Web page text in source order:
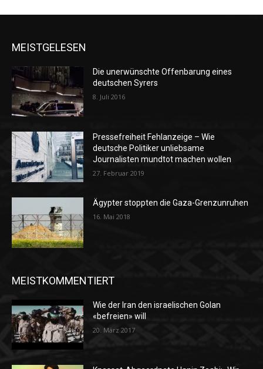
MEISTGELESEN
Die unerwünschte Offenbarung eines
deutschen Syrers
8. Juli 2016
Pressefreiheit Fehlanzeige – Wie
deutsche Politiker unliebsame
Journalisten mundtot machen wollen
27. Februar 2019
Ägypter stoppten die Gaza-Grenzunruhen
16. Mai 2018
MEISTKOMMENTIERT
Wie der Iran den israelischen Golan
«befreien» will
20. März 2017